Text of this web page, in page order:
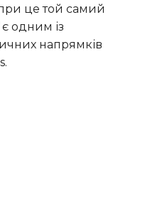
це той самий
одним із
напрямків